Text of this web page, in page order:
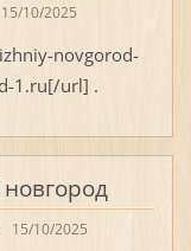
15/10/2025
novgorod-
1.ru[/url] .
15/10/2025